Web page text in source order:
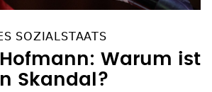
SOZIALSTAATS
Warum ist
Skandal?